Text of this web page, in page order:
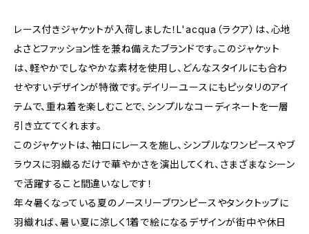
レース付きジャケットが入荷しました！L'acqua（ラクア）は、心地
よさとファッション性を兼ね備えたブランドです。このジャケット
は、軽やかでしなやかな素材を使用し、どんなスタイルにも合わ
せやすいデザインが特徴です。デイリーユースにもピッタリのアイ
テムで、重ね着を楽しむことで、シンプルなコーディネートを一層
引き立ててくれます。
このジャケットは、袖口にレースを施し、シンプルなワンピースやブ
ラウスに羽織るだけで華やかさを演出してくれ、さまざまなシーン
で活躍すること間違いなしです！
年々暑くなっている夏のノースリーブワンピースやタンクトップに
羽織れば、暑い夏に涼しく1着で絵になるデザインが街中や休日